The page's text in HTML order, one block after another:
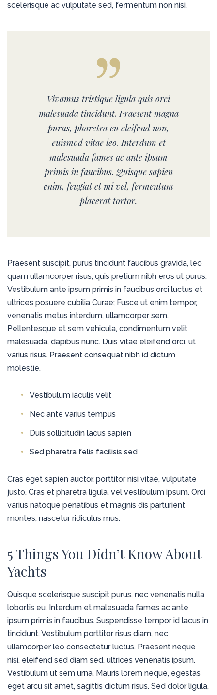
scelerisque ac vulputate sed, fermentum non nisi.
Vivamus tristique ligula quis orci
malesuada tincidunt. Praesent magna
purus, pharetra eu eleifend non,
euismod vitae leo. Interdum et
malesuada fames ac ante ipsum
primis in faucibus. Quisque sapien
enim, feugiat et mi vel, fermentum
placerat tortor.
Praesent suscipit, purus tincidunt faucibus gravida, leo
quam ullamcorper risus, quis pretium nibh eros ut purus.
Vestibulum ante ipsum primis in faucibus orci luctus et
ultrices posuere cubilia Curae; Fusce ut enim tempor,
venenatis metus interdum, ullamcorper sem.
Pellentesque et sem vehicula, condimentum velit
malesuada, dapibus nunc. Duis vitae eleifend orci, ut
varius risus. Praesent consequat nibh id dictum
molestie.
Vestibulum iaculis velit
Nec ante varius tempus
Duis sollicitudin lacus sapien
Sed pharetra felis facilisis sed
Cras eget sapien auctor, porttitor nisi vitae, vulputate
justo. Cras et pharetra ligula, vel vestibulum ipsum. Orci
varius natoque penatibus et magnis dis parturient
montes, nascetur ridiculus mus.
5 Things You Didn’t Know About
Yachts
Quisque scelerisque suscipit purus, nec venenatis nulla
lobortis eu. Interdum et malesuada fames ac ante
ipsum primis in faucibus. Suspendisse tempor id lacus in
tincidunt. Vestibulum porttitor risus diam, nec
ullamcorper leo consectetur luctus. Praesent neque
nisi, eleifend sed diam sed, ultrices venenatis ipsum.
Vestibulum ut sem urna. Mauris lorem neque, egestas
eget arcu sit amet, sagittis dictum risus. Sed dolor ligula,